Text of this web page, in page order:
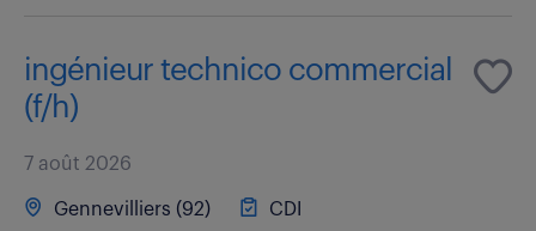
ingénieur technico commercial
(f/h)
7 août 2026
Gennevilliers (92)
CDI